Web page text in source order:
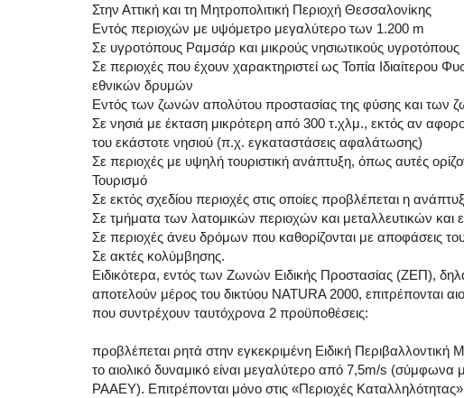
Στην Αττική και τη Μητροπολιτική Περιοχή Θεσσαλονίκης
Εντός περιοχών με υψόμετρο μεγαλύτερο των 1.200 m
Σε υγροτόπους Ραμσάρ και μικρούς νησιωτικούς υγροτόπους
Σε περιοχές που έχουν χαρακτηριστεί ως Τοπία Ιδιαίτερου
εθνικών δρυμών
Εντός των ζωνών απολύτου προστασίας της φύσης και των
Σε νησιά με έκταση μικρότερη από 300 τ.χλμ., εκτός αν
του εκάστοτε νησιού (π.χ. εγκαταστάσεις αφαλάτωσης)
Σε περιοχές με υψηλή τουριστική ανάπτυξη, όπως αυτές
Τουρισμό
Σε εκτός σχεδίου περιοχές στις οποίες προβλέπεται η
Σε τμήματα των λατομικών περιοχών και μεταλλευτικών
Σε περιοχές άνευ δρόμων που καθορίζονται με αποφάσεις
Σε ακτές κολύμβησης.
Ειδικότερα, εντός των Ζωνών Ειδικής Προστασίας (ΖΕΠ),
αποτελούν μέρος του δικτύου NATURA 2000, επιτρέπονται
που συντρέχουν ταυτόχρονα 2 προϋποθέσεις:
προβλέπεται ρητά στην εγκεκριμένη Ειδική Περιβαλλοντική
το αιολικό δυναμικό είναι μεγαλύτερο από 7,5m/s (σύμφωνα
ΡΑΑΕΥ). Επιτρέπονται μόνο στις «Περιοχές